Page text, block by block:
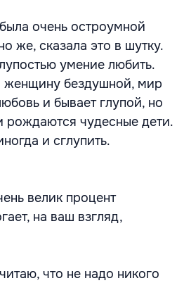
очень остроумной
же, сказала это в шутку.
умение любить.
женщину бездушной, мир
и бывает глупой, но
рождаются чудесные дети.
и сглупить.
велик процент
на ваш взгляд,
что не надо никого